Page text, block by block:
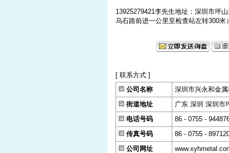
13925279421李先生地址：深圳市坪
乌石路前进一公里至检查站左转300
[ 联系方式 ]
公司名称
深圳市兴永和金
街道地址
广东 深圳 深圳市
电话号码
86 - 0755 -
传真号码
86 - 0755 -
公司网址